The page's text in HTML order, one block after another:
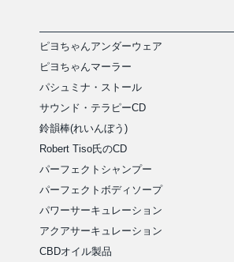
ピヨちゃんアンダーウェア
ピヨちゃんマーラー
パシュミナ・ストール
サウンド・テラピーCD
鈴韻棒(れいんぼう)
Robert Tiso氏のCD
パーフェクトシャンプー
パーフェクトボディソープ
パワーサーキュレーション
アクアサーキュレーション
CBDオイル製品